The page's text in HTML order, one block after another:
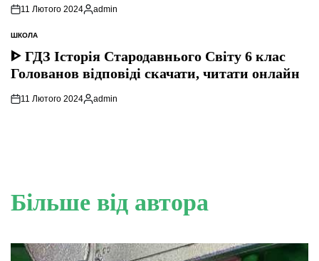
11 Лютого 2024
Опубліковано
admin
ОПУБЛІКУВАТИ
У
ШКОЛА
ᐈ ГДЗ Історія Стародавнього Свiту 6 клас
Голованов відповіді скачати, читати онлайн
11 Лютого 2024
Опубліковано
admin
Більше від автора